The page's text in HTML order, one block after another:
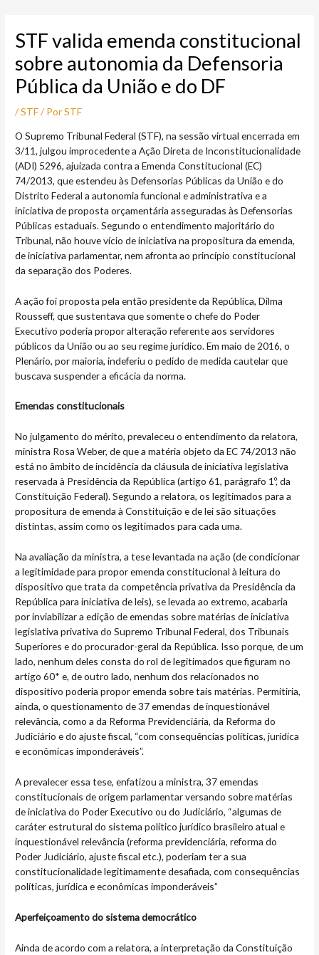
conteúdo
STF valida emenda constitucional
sobre autonomia da Defensoria
Pública da União e do DF
/STF/ PorSTF
O Supremo Tribunal Federal (STF), na sessão virtual encerrada em
3/11, julgou improcedente a Ação Direta de Inconstitucionalidade
(ADI) 5296, ajuizada contra a Emenda Constitucional (EC)
74/2013, que estendeu às Defensorias Públicas da União e do
Distrito Federal a autonomia funcional e administrativa e a
iniciativa de proposta orçamentária asseguradas às Defensorias
Públicas estaduais. Segundo o entendimento majoritário do
Tribunal, não houve vício de iniciativa na propositura da emenda,
de iniciativa parlamentar, nem afronta ao princípio constitucional
da separação dos Poderes.
A ação foi proposta pela então presidente da República, Dilma
Rousseff, que sustentava que somente o chefe do Poder
Executivo poderia propor alteração referente aos servidores
públicos da União ou ao seu regime jurídico. Em maio de 2016, o
Plenário, por maioria, indeferiu o pedido de medida cautelar que
buscava suspender a eficácia da norma.
Emendas constitucionais
No julgamento do mérito, prevaleceu o entendimento da relatora,
ministra Rosa Weber, de que a matéria objeto da EC 74/2013 não
está no âmbito de incidência da cláusula de iniciativa legislativa
reservada à Presidência da República (artigo 61, parágrafo 1º, da
Constituição Federal). Segundo a relatora, os legitimados para a
propositura de emenda à Constituição e de lei são situações
distintas, assim como os legitimados para cada uma.
Na avaliação da ministra, a tese levantada na ação (de condicionar
a legitimidade para propor emenda constitucional à leitura do
dispositivo que trata da competência privativa da Presidência da
República para iniciativa de leis), se levada ao extremo, acabaria
por inviabilizar a edição de emendas sobre matérias de iniciativa
legislativa privativa do Supremo Tribunal Federal, dos Tribunais
Superiores e do procurador-geral da República. Isso porque, de um
lado, nenhum deles consta do rol de legitimados que figuram no
artigo 60* e, de outro lado, nenhum dos relacionados no
dispositivo poderia propor emenda sobre tais matérias. Permitiria,
ainda, o questionamento de 37 emendas de inquestionável
relevância, como a da Reforma Previdenciária, da Reforma do
Judiciário e do ajuste fiscal, “com consequências políticas, jurídica
e econômicas imponderáveis”.
A prevalecer essa tese, enfatizou a ministra, 37 emendas
constitucionais de origem parlamentar versando sobre matérias
de iniciativa do Poder Executivo ou do Judiciário, “algumas de
caráter estrutural do sistema político jurídico brasileiro atual e
inquestionável relevância (reforma previdenciária, reforma do
Poder Judiciário, ajuste fiscal etc.), poderiam ter a sua
constitucionalidade legitimamente desafiada, com consequências
políticas, jurídica e econômicas imponderáveis”
Aperfeiçoamento do sistema democrático
Ainda de acordo com a relatora, a interpretação da Constituição